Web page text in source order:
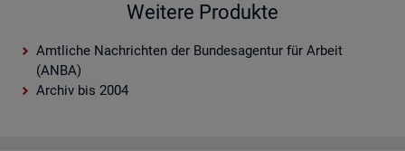
Weitere Produkte
Amtliche Nachrichten der Bundesagentur für Arbeit
(ANBA)
Archiv bis 2004